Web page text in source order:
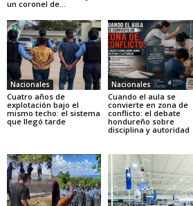
un coronel de...
Nacionales
Cuatro años de
explotación bajo el
mismo techo: el sistema
que llegó tarde
Nacionales
Cuando el aula se
convierte en zona de
conflicto: el debate
hondureño sobre
disciplina y autoridad